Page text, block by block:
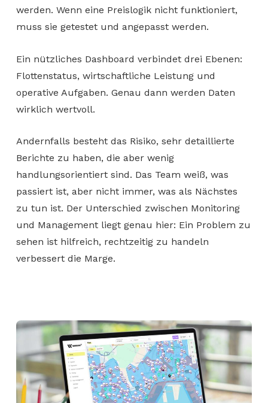
werden. Wenn eine Preislogik nicht funktioniert,
muss sie getestet und angepasst werden.
Ein nützliches Dashboard verbindet drei Ebenen:
Flottenstatus, wirtschaftliche Leistung und
operative Aufgaben. Genau dann werden Daten
wirklich wertvoll.
Andernfalls besteht das Risiko, sehr detaillierte
Berichte zu haben, die aber wenig
handlungsorientiert sind. Das Team weiß, was
passiert ist, aber nicht immer, was als Nächstes
zu tun ist. Der Unterschied zwischen Monitoring
und Management liegt genau hier: Ein Problem zu
sehen ist hilfreich, rechtzeitig zu handeln
verbessert die Marge.